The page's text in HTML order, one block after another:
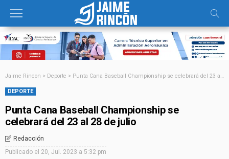
Jaime Rincon > Deporte > Punta Cana Baseball Championship se celebrará del 23 al 28 de julio
DEPORTE
Punta Cana Baseball Championship se
celebrará del 23 al 28 de julio
Redacción
Publicado el 20, Jul. 2023 a 5:32 pm